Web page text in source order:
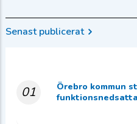
Senast publicerat
01
Örebro kommun